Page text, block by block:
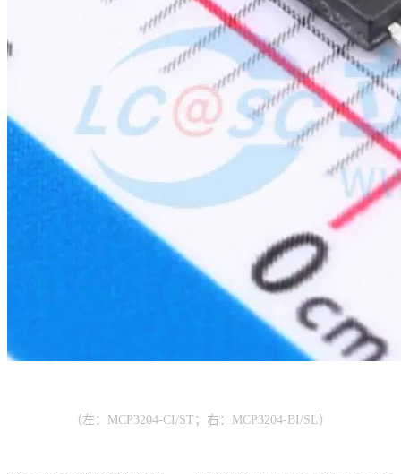
（左：MCP3204-CI/ST；右：MCP3204-BI/SL）